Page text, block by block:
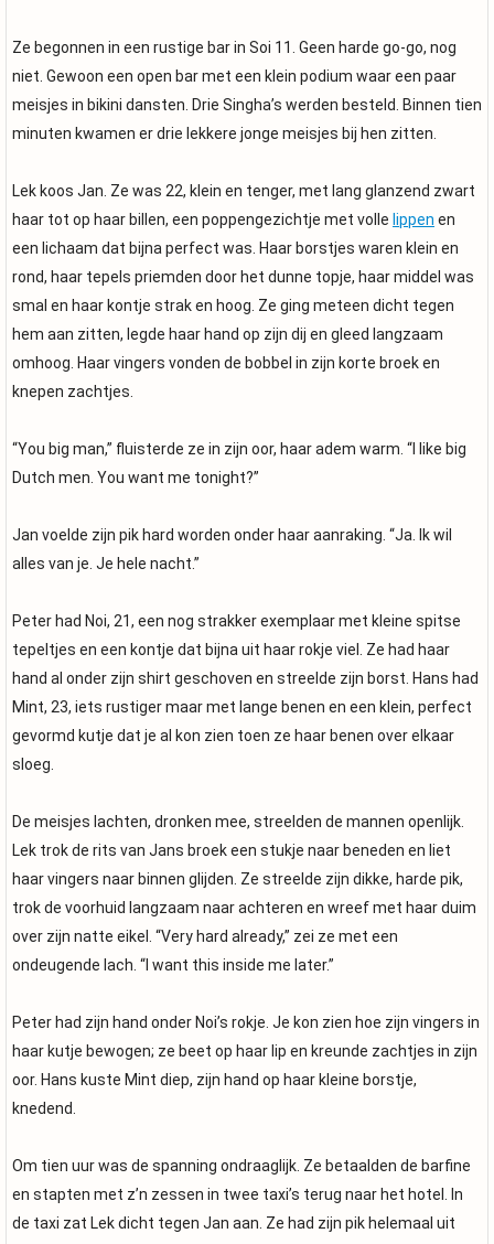
Ze begonnen in een rustige bar in Soi 11. Geen harde go-go, nog
niet. Gewoon een open bar met een klein podium waar een paar
meisjes in bikini dansten. Drie Singha’s werden besteld. Binnen tien
minuten kwamen er drie lekkere jonge meisjes bij hen zitten.
Lek koos Jan. Ze was 22, klein en tenger, met lang glanzend zwart
haar tot op haar billen, een poppengezichtje met volle lippen en
een lichaam dat bijna perfect was. Haar borstjes waren klein en
rond, haar tepels priemden door het dunne topje, haar middel was
smal en haar kontje strak en hoog. Ze ging meteen dicht tegen
hem aan zitten, legde haar hand op zijn dij en gleed langzaam
omhoog. Haar vingers vonden de bobbel in zijn korte broek en
knepen zachtjes.
“You big man,” fluisterde ze in zijn oor, haar adem warm. “I like big
Dutch men. You want me tonight?”
Jan voelde zijn pik hard worden onder haar aanraking. “Ja. Ik wil
alles van je. Je hele nacht.”
Peter had Noi, 21, een nog strakker exemplaar met kleine spitse
tepeltjes en een kontje dat bijna uit haar rokje viel. Ze had haar
hand al onder zijn shirt geschoven en streelde zijn borst. Hans had
Mint, 23, iets rustiger maar met lange benen en een klein, perfect
gevormd kutje dat je al kon zien toen ze haar benen over elkaar
sloeg.
De meisjes lachten, dronken mee, streelden de mannen openlijk.
Lek trok de rits van Jans broek een stukje naar beneden en liet
haar vingers naar binnen glijden. Ze streelde zijn dikke, harde pik,
trok de voorhuid langzaam naar achteren en wreef met haar duim
over zijn natte eikel. “Very hard already,” zei ze met een
ondeugende lach. “I want this inside me later.”
Peter had zijn hand onder Noi’s rokje. Je kon zien hoe zijn vingers in
haar kutje bewogen; ze beet op haar lip en kreunde zachtjes in zijn
oor. Hans kuste Mint diep, zijn hand op haar kleine borstje,
knedend.
Om tien uur was de spanning ondraaglijk. Ze betaalden de barfine
en stapten met z’n zessen in twee taxi’s terug naar het hotel. In
de taxi zat Lek dicht tegen Jan aan. Ze had zijn pik helemaal uit